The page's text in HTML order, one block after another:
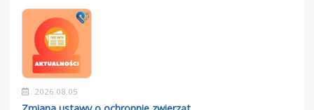
2026.08.05